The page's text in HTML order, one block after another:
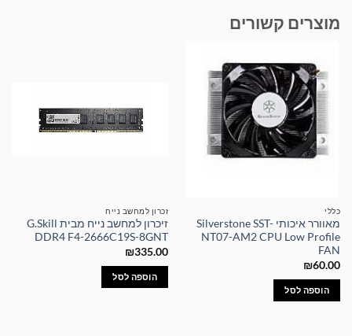
מוצרים קשורים
כללי
מאוורר איכותי Silverstone SST-
NT07-AM2 CPU Low Profile
FAN
₪60.00
הוספה לסל
זכרון למחשב נייח
זיכרון למחשב נייח מבית G.Skill
DDR4 F4-2666C19S-8GNT
₪335.00
הוספה לסל